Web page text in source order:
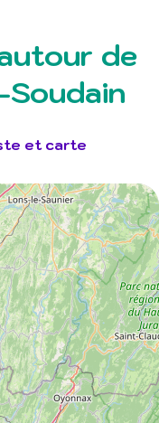
de
et carte